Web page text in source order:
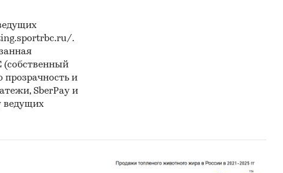
.
(собственный
прозрачность и
SberPay и
ведущих